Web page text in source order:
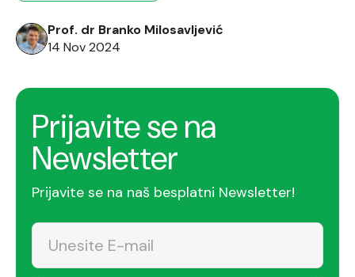
Prof. dr Branko Milosavljević
14 Nov 2024
Prijavite se na
Newsletter
Prijavite se na naš besplatni Newsletter!